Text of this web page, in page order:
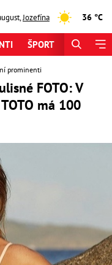
,Jozefína 36 °C
ŠPORT
prominenti
FOTO: V
má 100